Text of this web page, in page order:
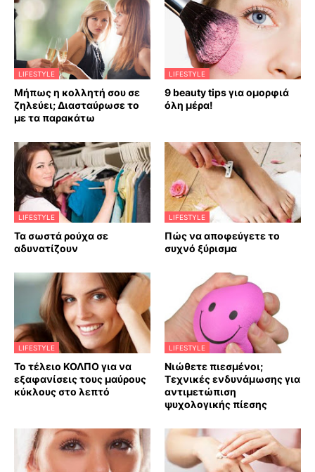
LIFESTYLE
Μήπως η κολλητή σου σε
ζηλεύει; Διασταύρωσε το
με τα παρακάτω
LIFESTYLE
9 beauty tips για ομορφιά
όλη μέρα!
LIFESTYLE
Τα σωστά ρούχα σε
αδυνατίζουν
LIFESTYLE
Πώς να αποφεύγετε το
συχνό ξύρισμα
LIFESTYLE
Το τέλειο ΚΟΛΠΟ για να
εξαφανίσεις τους μαύρους
κύκλους στο λεπτό
LIFESTYLE
Νιώθετε πιεσμένοι;
Τεχνικές ενδυνάμωσης για
αντιμετώπιση
ψυχολογικής πίεσης